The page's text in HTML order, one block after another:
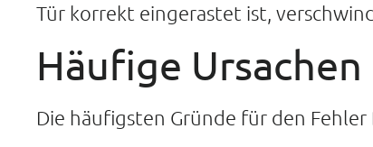
Tür korrekt eingerastet ist,
Häufige Ursachen
Die häufigsten Gründe für den Fehler